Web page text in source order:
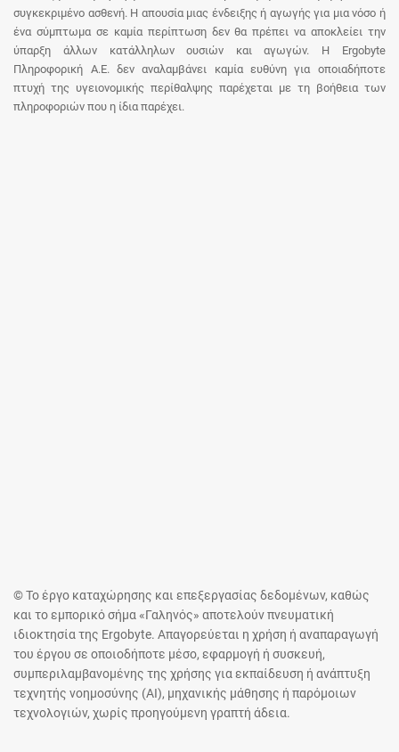
συγκεκριμένο ασθενή. Η απουσία μιας ένδειξης ή αγωγής για μια νόσο ή
ένα σύμπτωμα σε καμία περίπτωση δεν θα πρέπει να αποκλείει την
ύπαρξη άλλων κατάλληλων ουσιών και αγωγών. Η Ergobyte
Πληροφορική Α.Ε. δεν αναλαμβάνει καμία ευθύνη για οποιαδήποτε
πτυχή της υγειονομικής περίθαλψης παρέχεται με τη βοήθεια των
πληροφοριών που η ίδια παρέχει.
© Το έργο καταχώρησης και επεξεργασίας δεδομένων, καθώς
και το εμπορικό σήμα «Γαληνός» αποτελούν πνευματική
ιδιοκτησία της Ergobyte. Απαγορεύεται η χρήση ή αναπαραγωγή
του έργου σε οποιοδήποτε μέσο, εφαρμογή ή συσκευή,
συμπεριλαμβανομένης της χρήσης για εκπαίδευση ή ανάπτυξη
τεχνητής νοημοσύνης (AI), μηχανικής μάθησης ή παρόμοιων
τεχνολογιών, χωρίς προηγούμενη γραπτή άδεια.